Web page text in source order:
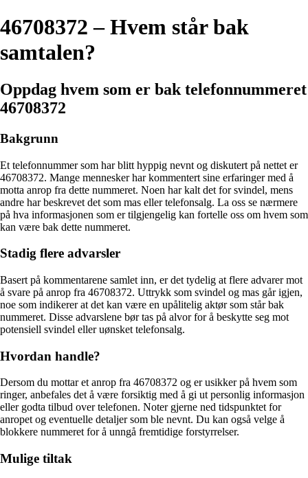
46708372 – Hvem står bak
samtalen?
Oppdag hvem som er bak telefonnummeret
46708372
Bakgrunn
Et telefonnummer som har blitt hyppig nevnt og diskutert på nettet er
46708372. Mange mennesker har kommentert sine erfaringer med å
motta anrop fra dette nummeret. Noen har kalt det for svindel, mens
andre har beskrevet det som mas eller telefonsalg. La oss se nærmere
på hva informasjonen som er tilgjengelig kan fortelle oss om hvem som
kan være bak dette nummeret.
Stadig flere advarsler
Basert på kommentarene samlet inn, er det tydelig at flere advarer mot
å svare på anrop fra 46708372. Uttrykk som svindel og mas går igjen,
noe som indikerer at det kan være en upålitelig aktør som står bak
nummeret. Disse advarslene bør tas på alvor for å beskytte seg mot
potensiell svindel eller uønsket telefonsalg.
Hvordan handle?
Dersom du mottar et anrop fra 46708372 og er usikker på hvem som
ringer, anbefales det å være forsiktig med å gi ut personlig informasjon
eller godta tilbud over telefonen. Noter gjerne ned tidspunktet for
anropet og eventuelle detaljer som ble nevnt. Du kan også velge å
blokkere nummeret for å unngå fremtidige forstyrrelser.
Mulige tiltak